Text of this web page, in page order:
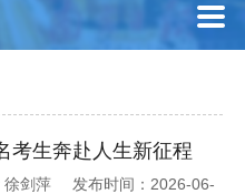
考生奔赴人生新征程
徐剑萍
发布时间：2026-06-